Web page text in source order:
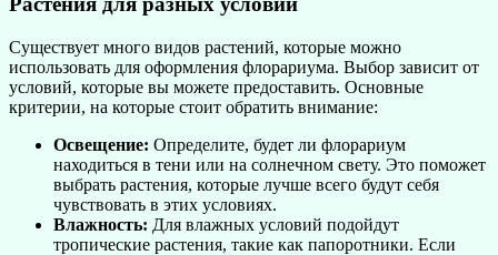
Существует много видов растений, которые можно
использовать для оформления флорариума. Выбор зависит от
условий, которые вы можете предоставить. Основные
критерии, на которые стоит обратить внимание:
Освещение: Определите, будет ли флорариум
находиться в тени или на солнечном свету. Это поможет
выбрать растения, которые лучше всего будут себя
чувствовать в этих условиях.
Влажность: Для влажных условий подойдут
тропические растения, такие как папоротники. Если